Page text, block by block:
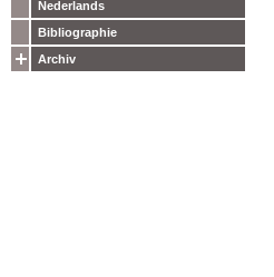
Nederlands
Bibliographie
Archiv